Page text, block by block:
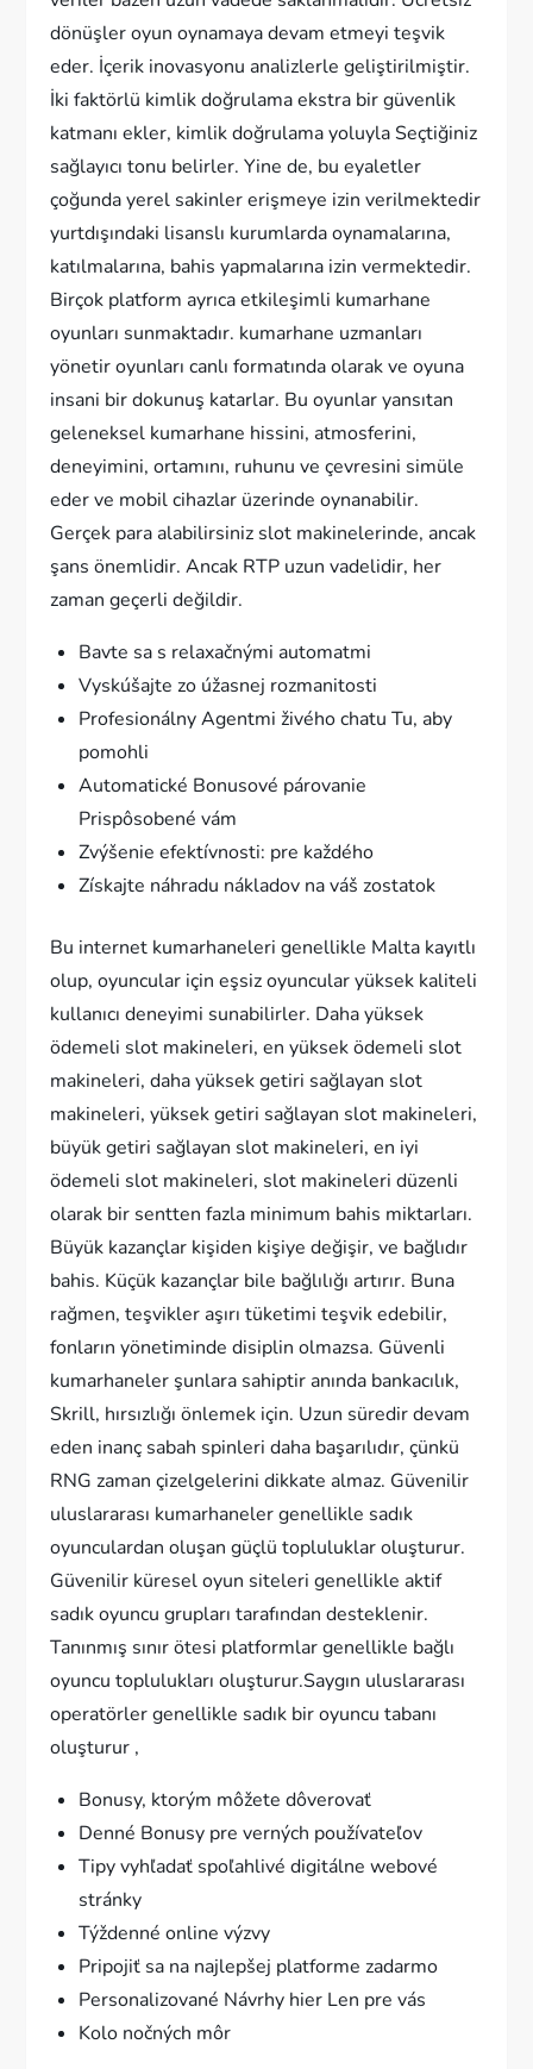
dönüşler oyun oynamaya devam etmeyi teşvik
eder. İçerik inovasyonu analizlerle geliştirilmiştir.
İki faktörlü kimlik doğrulama ekstra bir güvenlik
katmanı ekler, kimlik doğrulama yoluyla Seçtiğiniz
sağlayıcı tonu belirler. Yine de, bu eyaletler
çoğunda yerel sakinler erişmeye izin verilmektedir
yurtdışındaki lisanslı kurumlarda oynamalarına,
katılmalarına, bahis yapmalarına izin vermektedir.
Birçok platform ayrıca etkileşimli kumarhane
oyunları sunmaktadır. kumarhane uzmanları
yönetir oyunları canlı formatında olarak ve oyuna
insani bir dokunuş katarlar. Bu oyunlar yansıtan
geleneksel kumarhane hissini, atmosferini,
deneyimini, ortamını, ruhunu ve çevresini simüle
eder ve mobil cihazlar üzerinde oynanabilir.
Gerçek para alabilirsiniz slot makinelerinde, ancak
şans önemlidir. Ancak RTP uzun vadelidir, her
zaman geçerli değildir.
Bavte sa s relaxačnými automatmi
Vyskúšajte zo úžasnej rozmanitosti
Profesionálny Agentmi živého chatu Tu, aby
pomohli
Automatické Bonusové párovanie
Prispôsobené vám
Zvýšenie efektívnosti: pre každého
Získajte náhradu nákladov na váš zostatok
Bu internet kumarhaneleri genellikle Malta kayıtlı
olup, oyuncular için eşsiz oyuncular yüksek kaliteli
kullanıcı deneyimi sunabilirler. Daha yüksek
ödemeli slot makineleri, en yüksek ödemeli slot
makineleri, daha yüksek getiri sağlayan slot
makineleri, yüksek getiri sağlayan slot makineleri,
büyük getiri sağlayan slot makineleri, en iyi
ödemeli slot makineleri, slot makineleri düzenli
olarak bir sentten fazla minimum bahis miktarları.
Büyük kazançlar kişiden kişiye değişir, ve bağlıdır
bahis. Küçük kazançlar bile bağlılığı artırır. Buna
rağmen, teşvikler aşırı tüketimi teşvik edebilir,
fonların yönetiminde disiplin olmazsa. Güvenli
kumarhaneler şunlara sahiptir anında bankacılık,
Skrill, hırsızlığı önlemek için. Uzun süredir devam
eden inanç sabah spinleri daha başarılıdır, çünkü
RNG zaman çizelgelerini dikkate almaz. Güvenilir
uluslararası kumarhaneler genellikle sadık
oyunculardan oluşan güçlü topluluklar oluşturur.
Güvenilir küresel oyun siteleri genellikle aktif
sadık oyuncu grupları tarafından desteklenir.
Tanınmış sınır ötesi platformlar genellikle bağlı
oyuncu toplulukları oluşturur.Saygın uluslararası
operatörler genellikle sadık bir oyuncu tabanı
oluşturur ,
Bonusy, ktorým môžete dôverovať
Denné Bonusy pre verných používateľov
Tipy vyhľadať spoľahlivé digitálne webové
stránky
Týždenné online výzvy
Pripojiť sa na najlepšej platforme zadarmo
Personalizované Návrhy hier Len pre vás
Kolo nočných môr